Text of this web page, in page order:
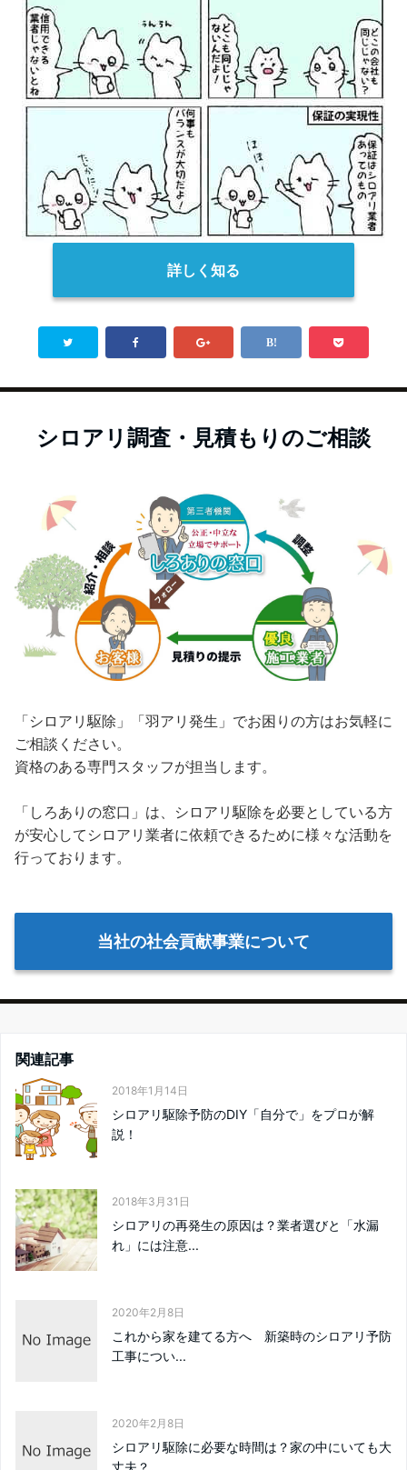
詳しく知る
シロアリ調査・見積もりのご相談
「シロアリ駆除」「羽アリ発生」でお困りの方はお気軽に
ご相談ください。
資格のある専門スタッフが担当します。
「しろありの窓口」は、シロアリ駆除を必要としている方
が安心してシロアリ業者に依頼できるために様々な活動を
行っております。
当社の社会貢献事業について
関連記事
2018年1月14日
シロアリ駆除予防のDIY「自分で」をプロが解
説！
2018年3月31日
シロアリの再発生の原因は？業者選びと「水漏
れ」には注意...
2020年2月8日
これから家を建てる方へ 新築時のシロアリ予防
工事につい...
2020年2月8日
シロアリ駆除に必要な時間は？家の中にいても大
丈夫？